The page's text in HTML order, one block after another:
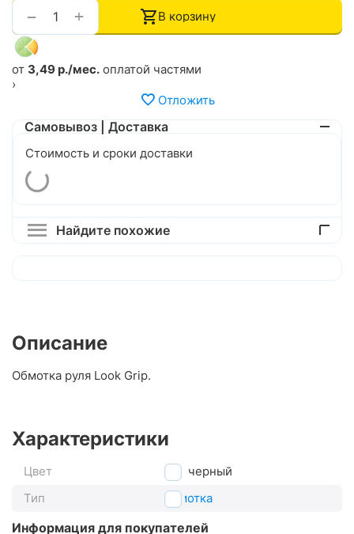
+
− В корзину
от 3,49 р./мес. оплатой частями
›
Отложить
Самовывоз | Доставка
Стоимость и сроки доставки
Найдите похожие
Описание
Обмотка руля Look Grip.
Характеристики
Цвет
черный
Тип
обмотка
Информация для покупателей